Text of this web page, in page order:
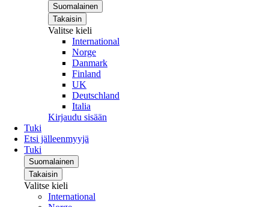
Suomalainen
Takaisin
Valitse kieli
International
Norge
Danmark
Finland
UK
Deutschland
Italia
Kirjaudu sisään
Tuki
Etsi jälleenmyyjä
Tuki
Suomalainen
Takaisin
Valitse kieli
International